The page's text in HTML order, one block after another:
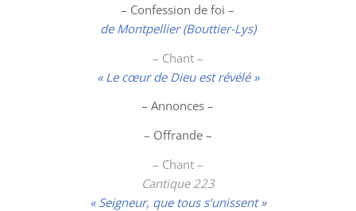
– Confession de foi –
de Montpellier (Bouttier-Lys)
– Chant –
« Le cœur de Dieu est révélé »
– Annonces –
– Offrande –
– Chant –
Cantique 223
« Seigneur, que tous s’unissent »